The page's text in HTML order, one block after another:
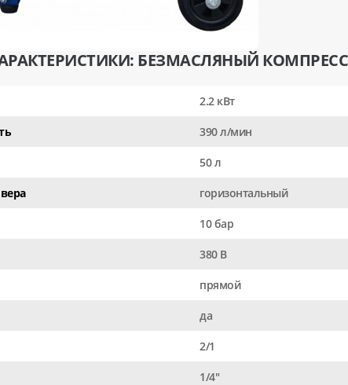
БЕЗМАСЛЯНЫЙ
2.2 кВт
390 л/мин
50 л
горизонтальный
10 бар
380 В
прямой
да
2/1
1/4"